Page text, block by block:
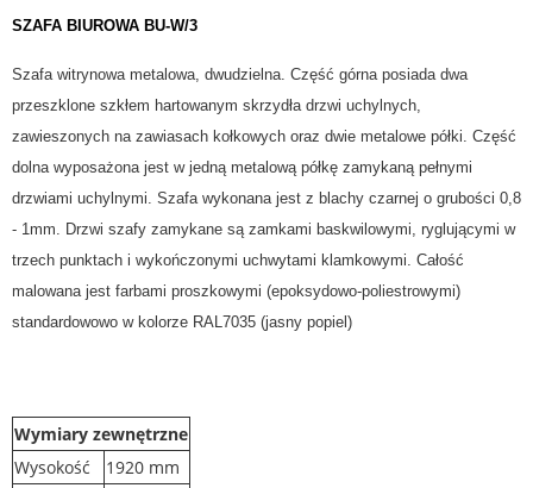
SZAFA BIUROWA BU-W/3
Szafa witrynowa metalowa, dwudzielna. Część górna posiada dwa
przeszklone szkłem hartowanym skrzydła drzwi uchylnych,
zawieszonych na zawiasach kołkowych oraz dwie metalowe półki. Część
dolna wyposażona jest w jedną metalową półkę zamykaną pełnymi
drzwiami uchylnymi. Szafa wykonana jest z blachy czarnej o grubości 0,8
- 1mm. Drzwi szafy zamykane są zamkami baskwilowymi, ryglującymi w
trzech punktach i wykończonymi uchwytami klamkowymi. Całość
malowana jest farbami proszkowymi (epoksydowo-poliestrowymi)
standardowowo w kolorze RAL7035 (jasny popiel)
Wymiary zewnętrzne
Wysokość
1920 mm